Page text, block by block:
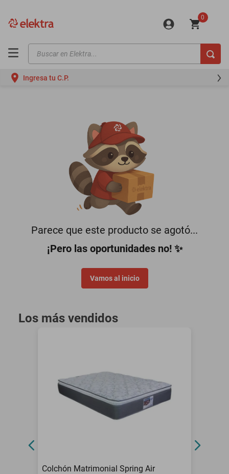
0
Buscar en Elektra...
Ingresa tu C.P.
Parece que este producto se agotó...
¡Pero las oportunidades no! ✨
Vamos al inicio
Los más vendidos
Colchón Matrimonial Spring Air
motos
oppo
motoneta